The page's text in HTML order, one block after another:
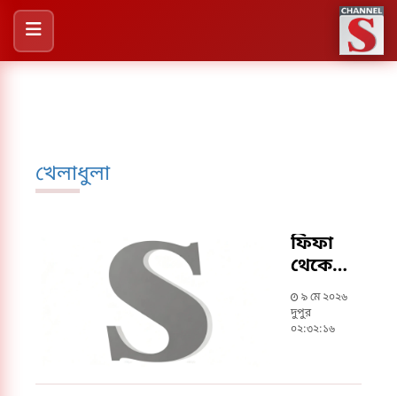
খেলাধুলা
ফিফা
থেকে
সুখবর
পেল
নারী
৯ মে ২০২৬
দুপুর
০২:৩২:১৬